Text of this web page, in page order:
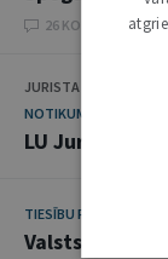
26 KOMENTĀRI
JURISTA VĀRDS
NOTIKUMS
LU Juridisko
TIESĪBU POLITIKA
Valsts